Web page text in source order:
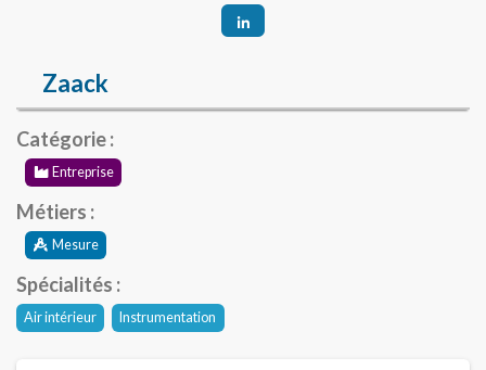
Zaack
Catégorie :
Entreprise
Métiers :
Mesure
Spécialités :
Air intérieur Instrumentation